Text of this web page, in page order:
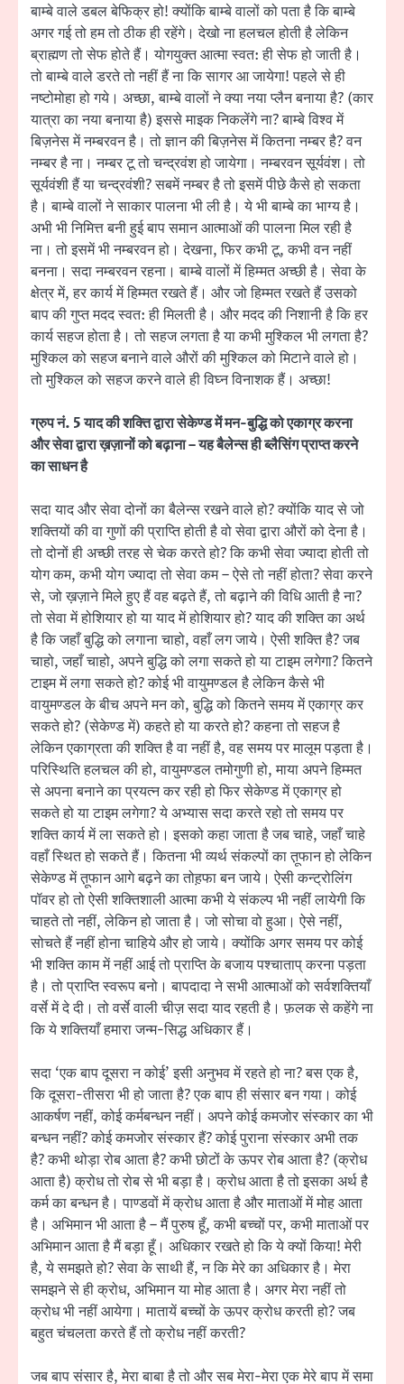
बाम्बे वाले डबल बेफिक्र हो! क्योंकि बाम्बे वालों को पता है कि बाम्बे
अगर गई तो हम तो ठीक ही रहेंगे। देखो ना हलचल होती है लेकिन
ब्राह्मण तो सेफ होते हैं। योगयुक्त आत्मा स्वत: ही सेफ हो जाती है।
तो बाम्बे वाले डरते तो नहीं हैं ना कि सागर आ जायेगा! पहले से ही
नष्टोमोहा हो गये। अच्छा, बाम्बे वालों ने क्या नया प्लैन बनाया है? (कार
यात्रा का नया बनाया है) इससे माइक निकलेंगे ना? बाम्बे विश्व में
बिज़नेस में नम्बरवन है। तो ज्ञान की बिज़नेस में कितना नम्बर है? वन
नम्बर है ना। नम्बर टू तो चन्द्रवंश हो जायेगा। नम्बरवन सूर्यवंश। तो
सूर्यवंशी हैं या चन्द्रवंशी? सबमें नम्बर है तो इसमें पीछे कैसे हो सकता
है। बाम्बे वालों ने साकार पालना भी ली है। ये भी बाम्बे का भाग्य है।
अभी भी निमित्त बनी हुई बाप समान आत्माओं की पालना मिल रही है
ना। तो इसमें भी नम्बरवन हो। देखना, फिर कभी टू, कभी वन नहीं
बनना। सदा नम्बरवन रहना। बाम्बे वालों में हिम्मत अच्छी है। सेवा के
क्षेत्र में, हर कार्य में हिम्मत रखते हैं। और जो हिम्मत रखते हैं उसको
बाप की गुप्त मदद स्वत: ही मिलती है। और मदद की निशानी है कि हर
कार्य सहज होता है। तो सहज लगता है या कभी मुश्किल भी लगता है?
मुश्किल को सहज बनाने वाले औरों की मुश्किल को मिटाने वाले हो।
तो मुश्किल को सहज करने वाले ही विघ्न विनाशक हैं। अच्छा!
ग्रुप नं. 5 याद की शक्ति द्वारा सेकेण्ड में मन-बुद्धि को एकाग्र करना
और सेवा द्वारा ख़ज़ानों को बढ़ाना – यह बैलेन्स ही ब्लैसिंग प्राप्त करने
का साधन है
सदा याद और सेवा दोनों का बैलेन्स रखने वाले हो? क्योंकि याद से जो
शक्तियों की वा गुणों की प्राप्ति होती है वो सेवा द्वारा औरों को देना है।
तो दोनों ही अच्छी तरह से चेक करते हो? कि कभी सेवा ज्यादा होती तो
योग कम, कभी योग ज्यादा तो सेवा कम – ऐसे तो नहीं होता? सेवा करने
से, जो ख़ज़ाने मिले हुए हैं वह बढ़ते हैं, तो बढ़ाने की विधि आती है ना?
तो सेवा में होशियार हो या याद में होशियार हो? याद की शक्ति का अर्थ
है कि जहाँ बुद्धि को लगाना चाहो, वहाँ लग जाये। ऐसी शक्ति है? जब
चाहो, जहाँ चाहो, अपने बुद्धि को लगा सकते हो या टाइम लगेगा? कितने
टाइम में लगा सकते हो? कोई भी वायुमण्डल है लेकिन कैसे भी
वायुमण्डल के बीच अपने मन को, बुद्धि को कितने समय में एकाग्र कर
सकते हो? (सेकेण्ड में) कहते हो या करते हो? कहना तो सहज है
लेकिन एकाग्रता की शक्ति है वा नहीं है, वह समय पर मालूम पड़ता है।
परिस्थिति हलचल की हो, वायुमण्डल तमोगुणी हो, माया अपने हिम्मत
से अपना बनाने का प्रयत्न कर रही हो फिर सेकेण्ड में एकाग्र हो
सकते हो या टाइम लगेगा? ये अभ्यास सदा करते रहो तो समय पर
शक्ति कार्य में ला सकते हो। इसको कहा जाता है जब चाहे, जहाँ चाहे
वहाँ स्थित हो सकते हैं। कितना भी व्यर्थ संकल्पों का त़ूफान हो लेकिन
सेकेण्ड में त़ूफान आगे बढ़ने का तोह़फा बन जाये। ऐसी कन्ट्रोलिंग
पॉवर हो तो ऐसी शक्तिशाली आत्मा कभी ये संकल्प भी नहीं लायेगी कि
चाहते तो नहीं, लेकिन हो जाता है। जो सोचा वो हुआ। ऐसे नहीं,
सोचते हैं नहीं होना चाहिये और हो जाये। क्योंकि अगर समय पर कोई
भी शक्ति काम में नहीं आई तो प्राप्ति के बजाय पश्चाताप् करना पड़ता
है। तो प्राप्ति स्वरूप बनो। बापदादा ने सभी आत्माओं को सर्वशक्तियाँ
वर्से में दे दी। तो वर्से वाली चीज़ सदा याद रहती है। फ़लक से कहेंगे ना
कि ये शक्तियाँ हमारा जन्म-सिद्ध अधिकार हैं।
सदा ‘एक बाप दूसरा न कोई’ इसी अनुभव में रहते हो ना? बस एक है,
कि दूसरा-तीसरा भी हो जाता है? एक बाप ही संसार बन गया। कोई
आकर्षण नहीं, कोई कर्मबन्धन नहीं। अपने कोई कमजोर संस्कार का भी
बन्धन नहीं? कोई कमजोर संस्कार हैं? कोई पुराना संस्कार अभी तक
है? कभी थोड़ा रोब आता है? कभी छोटों के ऊपर रोब आता है? (क्रोध
आता है) क्रोध तो रोब से भी बड़ा है। क्रोध आता है तो इसका अर्थ है
कर्म का बन्धन है। पाण्डवों में क्रोध आता है और माताओं में मोह आता
है। अभिमान भी आता है – मैं पुरुष हूँ, कभी बच्चों पर, कभी माताओं पर
अभिमान आता है मैं बड़ा हूँ। अधिकार रखते हो कि ये क्यों किया! मेरी
है, ये समझते हो? सेवा के साथी हैं, न कि मेरे का अधिकार है। मेरा
समझने से ही क्रोध, अभिमान या मोह आता है। अगर मेरा नहीं तो
क्रोध भी नहीं आयेगा। मातायें बच्चों के ऊपर क्रोध करती हो? जब
बहुत चंचलता करते हैं तो क्रोध नहीं करती?
जब बाप संसार है, मेरा बाबा है तो और सब मेरा-मेरा एक मेरे बाप में समा